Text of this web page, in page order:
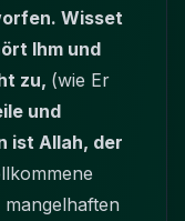
Wisset
Ihm und
zu, (wie Er
und
ist Allah, der